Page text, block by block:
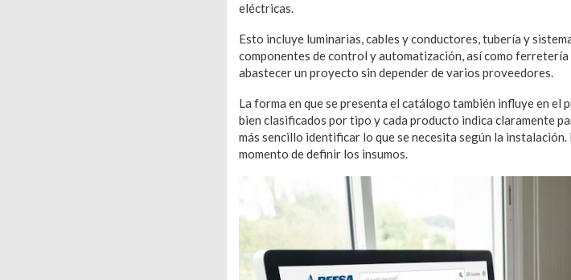
eléctricas.
Esto incluye luminarias, cables y conductores, tubería y
componentes de control y automatización, así como
abastecer un proyecto sin depender de varios proveedores.
La forma en que se presenta el catálogo también influye en el
bien clasificados por tipo y cada producto indica claramente
más sencillo identificar lo que se necesita según la
momento de definir los insumos.